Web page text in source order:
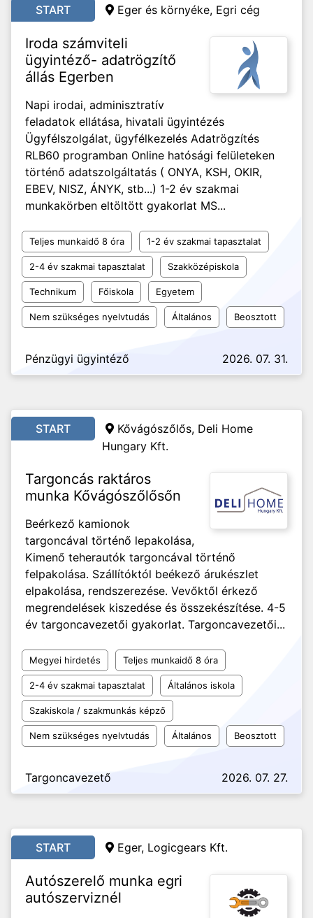
START Eger és környéke, Egri cég
Iroda számviteli
ügyintéző- adatrögzítő
állás Egerben
Napi irodai, adminisztratív
feladatok ellátása, hivatali ügyintézés
Ügyfélszolgálat, ügyfélkezelés Adatrögzítés
RLB60 programban Online hatósági felületeken
történő adatszolgáltatás ( ONYA, KSH, OKIR,
EBEV, NISZ, ÁNYK, stb...) 1-2 év szakmai
munkakörben eltöltött gyakorlat MS...
Teljes munkaidő 8 óra 1-2 év szakmai tapasztalat
2-4 év szakmai tapasztalat Szakközépiskola
Technikum Főiskola Egyetem
Nem szükséges nyelvtudás Általános Beosztott
Pénzügyi ügyintéző 2026. 07. 31.
START
Kővágószőlős, Deli Home
Hungary Kft.
Targoncás raktáros
munka Kővágószőlősőn
Beérkező kamionok
targoncával történő lepakolása,
Kimenő teherautók targoncával történő
felpakolása. Szállítóktól beékező árukészlet
elpakolása, rendszerezése. Vevőktől érkező
megrendelések kiszedése és összekészítése. 4-5
év targoncavezetői gyakorlat. Targoncavezetői...
Megyei hirdetés Teljes munkaidő 8 óra
2-4 év szakmai tapasztalat Általános iskola
Szakiskola / szakmunkás képző
Nem szükséges nyelvtudás Általános Beosztott
Targoncavezető 2026. 07. 27.
START Eger, Logicgears Kft.
Autószerelő munka egri
autószerviznél